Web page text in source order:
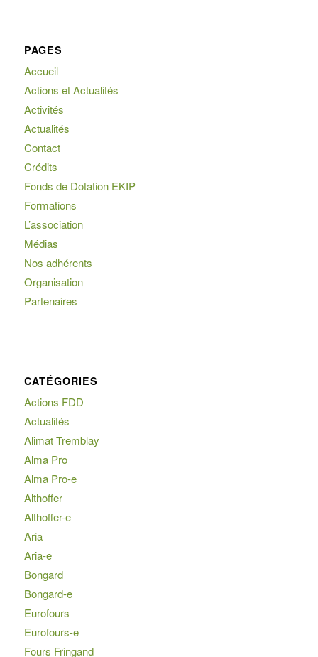
PAGES
Accueil
Actions et Actualités
Activités
Actualités
Contact
Crédits
Fonds de Dotation EKIP
Formations
L’association
Médias
Nos adhérents
Organisation
Partenaires
CATÉGORIES
Actions FDD
Actualités
Alimat Tremblay
Alma Pro
Alma Pro-e
Althoffer
Althoffer-e
Aria
Aria-e
Bongard
Bongard-e
Eurofours
Eurofours-e
Fours Fringand